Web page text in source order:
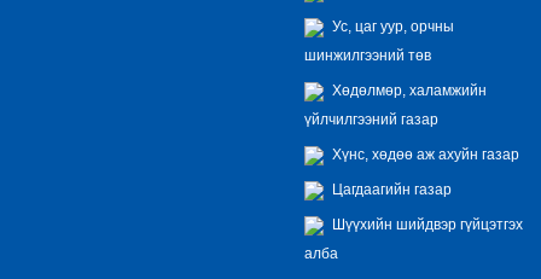
Ус, цаг уур, орчны
шинжилгээний төв
Хөдөлмөр, халамжийн
үйлчилгээний газар
Хүнс, хөдөө аж ахуйн газар
Цагдаагийн газар
Шүүхийн шийдвэр гүйцэтгэх
алба